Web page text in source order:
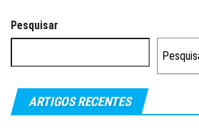
Pesquisar
ARTIGOS RECENTES